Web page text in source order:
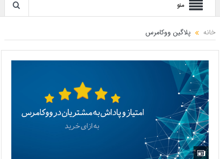
منو
خانه پلاگین ووکامرس